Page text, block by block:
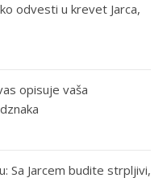
odvesti u krevet Jarca,
opisuje vaša
Sa Jarcem budite strpljivi,